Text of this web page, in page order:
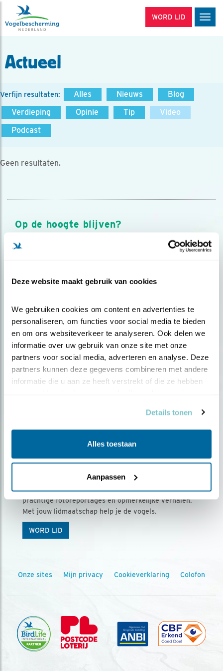
Deze website maakt gebruik van cookies
We gebruiken cookies om content en advertenties te
personaliseren, om functies voor social media te bieden
en om ons websiteverkeer te analyseren. Ook delen we
informatie over uw gebruik van onze site met onze
partners voor social media, adverteren en analyse. Deze
partners kunnen deze gegevens combineren met andere
informatie die u aan ze heeft verstrekt of die ze hebben
Details tonen
Alles toestaan
Aanpassen
WORD LID
Actueel
Verfijn resultaten: Alles Nieuws
Blog
Verdieping
Opinie Tip
Video
Podcast
Geen resultaten.
Op de hoogte blijven?
Meld je aan en ontvang nieuws, inspiratie, acties en tips
over vogels en activiteiten van Vogelbescherming.
Ontvang 5 x Vogels voor € 36,00 per jaar
Vogels is het tijdschrift voor onze leden, met
prachtige fotoreportages en opmerkelijke verhalen.
Met jouw lidmaatschap help je de vogels.
WORD LID
Onze sites Mijn privacy Cookieverklaring Colofon